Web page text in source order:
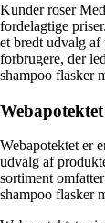
Kunder roser
fordelagtige
et bredt udvalg
forbrugere, der
shampoo flasker
Webapotektet
Webapotektet er
udvalg af
sortiment
shampoo flasker